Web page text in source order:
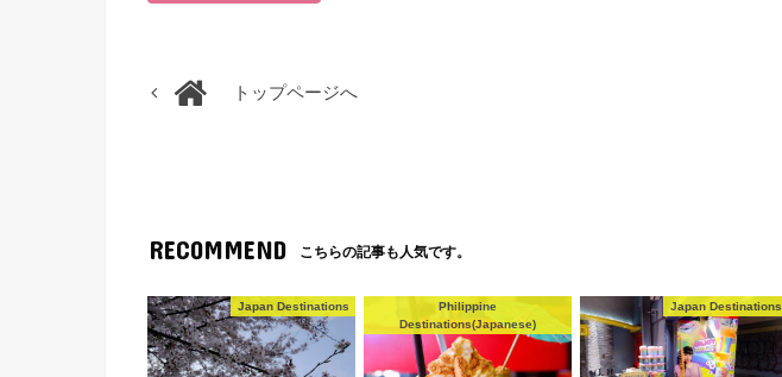
トップページへ
RECOMMEND こちらの記事も人気です。
Japan Destinations
Philippine
Destinations(Japanese)
Japan Destinations